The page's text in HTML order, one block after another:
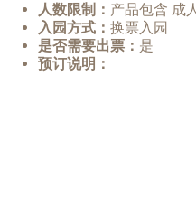
人数限制： 产品包含 成
入园方式：换票入园
是否需要出票： 是
预订说明：